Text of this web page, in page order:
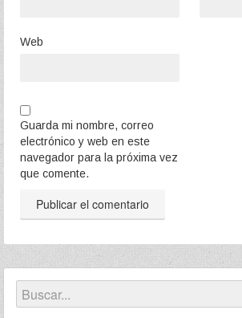
Web
Guarda mi nombre, correo
electrónico y web en este
navegador para la próxima vez
que comente.